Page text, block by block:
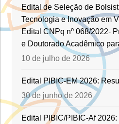
Edital de Seleção de
Tecnologia e Inovação em
Edital CNPq nº 068/2022-
e Doutorado Acadêmico
10 de julho de 2026
Edital PIBIC-EM 2026:
30 de junho de 2026
Edital PIBIC/PIBIC-Af